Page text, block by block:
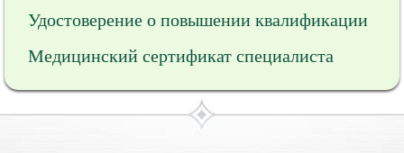
Удостоверение о повышении квалификации
Медицинский сертификат специалиста